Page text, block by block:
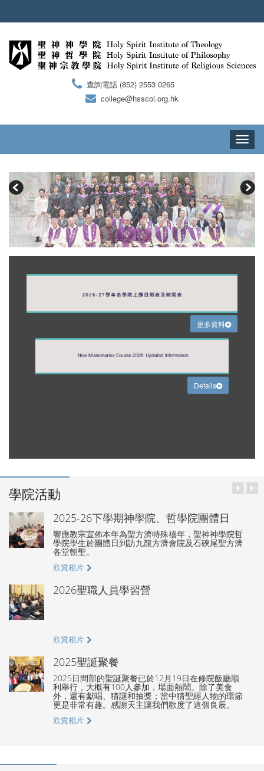
查詢電話 (852) 2553 0265
college@hsscol.org.hk
Toggle
更多資料
Details
學院活動
2025-26下學期神學院、哲學院團體日
響應教宗宣佈本年為聖方濟特殊禧年，聖神神學院哲
學院學生於團體日到訪九龍方濟會院及石硤尾聖方濟
各堂朝聖。
欣賞相片
2026聖職人員學習營
欣賞相片
2025聖誕聚餐
2025日間部的聖誕聚餐已於12月19日在修院飯廳順
利舉行，大概有100人參加，場面熱鬧。除了美食
外，還有獻唱、猜謎和抽獎；當中猜聖經人物的環節
更是非常有趣。感謝天主讓我們歡度了這個良辰。
欣賞相片